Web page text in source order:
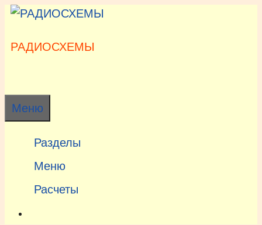
Перейти
РАДИОСХЕМЫ
Меню
Разделы
Меню
Расчеты